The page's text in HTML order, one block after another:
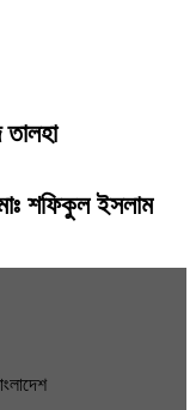
শফিকুল ইসলাম